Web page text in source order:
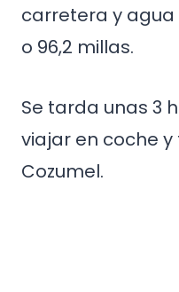
carretera y agua
o 96,2 millas.
Se tarda unas 3
viajar en coche y
Cozumel.